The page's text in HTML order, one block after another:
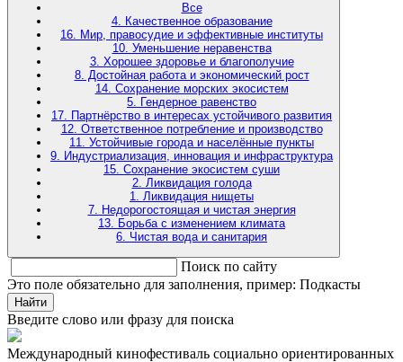
Все
4. Качественное образование
16. Мир, правосудие и эффективные институты
10. Уменьшение неравенства
3. Хорошее здоровье и благополучие
8. Достойная работа и экономический рост
14. Сохранение морских экосистем
5. Гендерное равенство
17. Партнёрство в интересах устойчивого развития
12. Ответственное потребление и производство
11. Устойчивые города и населённые пункты
9. Индустриализация, инновация и инфраструктура
15. Сохранение экосистем суши
2. Ликвидация голода
1. Ликвидация нищеты
7. Недорогостоящая и чистая энергия
13. Борьба с изменением климата
6. Чистая вода и санитария
Поиск по сайту
Это поле обязательно для заполнения, пример: Подкасты
Найти
Введите слово или фразу для поиска
Международный кинофестиваль социально ориентированных